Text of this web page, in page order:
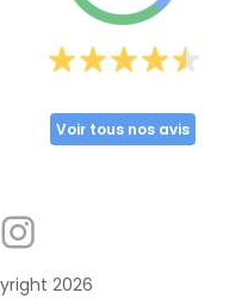
Voir tous nos avis
2026